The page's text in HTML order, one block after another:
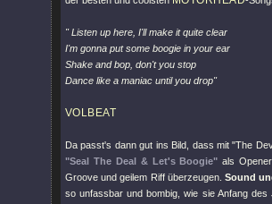
" Listen up here, I'll make it quite clear
I'm gonna put some boogie in your ear
Shake and bop, don't you stop
Dance like a maniac until you drop"
VOLBEAT
Da passt's dann gut ins Bild, dass mit"The
"Seal The Deal & Let's Boogie" als
Groove und geilem Riff überzeugen. Sound
so unfassbar und bombig, wie sie Anfang